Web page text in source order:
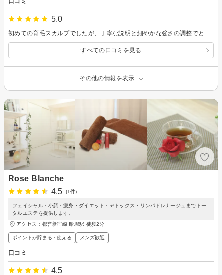
5.0
すべての口コミを見る
その他の情報を表示
Rose Blanche
4.5
(1件)
フェイシャル・小顔・痩身・ダイエット・デトックス・リンパドレナージュまでトー
タルエステを提供します。
アクセス：都営新宿線 船堀駅 徒歩2分
ポイントが貯まる・使える メンズ歓迎
口コミ
4.5